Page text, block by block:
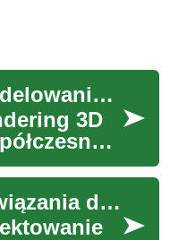
Nauka technik modelowania i renderingu
3D
Nowoczesne Rozwiązania dla Domu